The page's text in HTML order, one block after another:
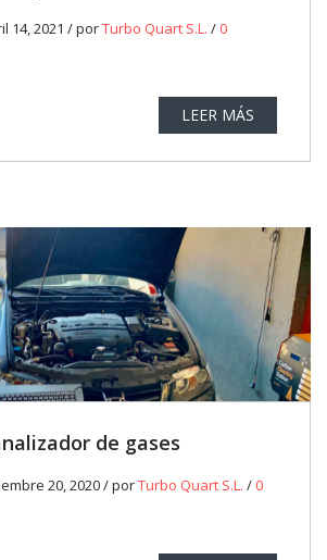
14, 2021 / porTurbo Quart S.L. / 0
LEER MÁS
de gases
20, 2020 / porTurbo Quart S.L. / 0